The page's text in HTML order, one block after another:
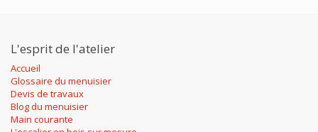
L'esprit de l'atelier
Accueil
Glossaire du menuisier
Devis de travaux
Blog du menuisier
Main courante